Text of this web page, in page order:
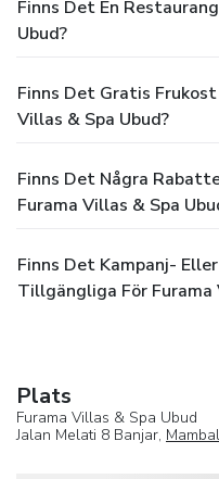
Finns Det En
Ubud?
Finns Det Gratis
Villas & Spa Ubud?
Finns Det Några
Furama Villas & Spa
Finns Det Kampanj-
Tillgängliga För Furama
Plats
Furama Villas & Spa Ubud
Jalan Melati 8 Banjar,